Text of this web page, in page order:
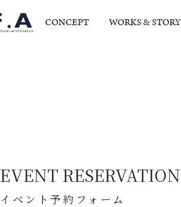
CONCEPT WORKS & STORY
EVENT RESERVATION
イベント予約フォーム